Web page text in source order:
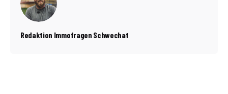
Redaktion Immofragen Schwechat